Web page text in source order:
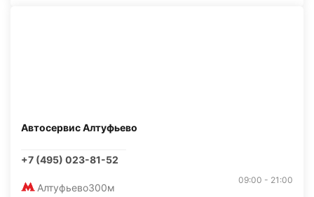
Автосервис Алтуфьево
+7 (495) 023-81-52
Алтуфьево300м
09:00 - 21:00